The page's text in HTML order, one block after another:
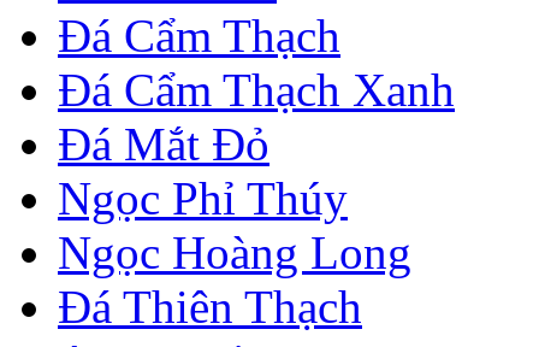
Đá Cẩm Thạch
Đá Cẩm Thạch Xanh
Đá Mắt Đỏ
Ngọc Phỉ Thúy
Ngọc Hoàng Long
Đá Thiên Thạch